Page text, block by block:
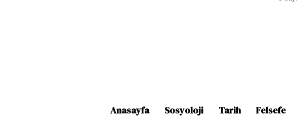
Anasayfa Sosyoloji Tarih Felsefe